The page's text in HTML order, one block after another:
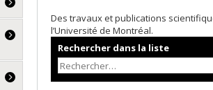
Des travaux et publications
l’Université de Montréal.
Rechercher dans la liste